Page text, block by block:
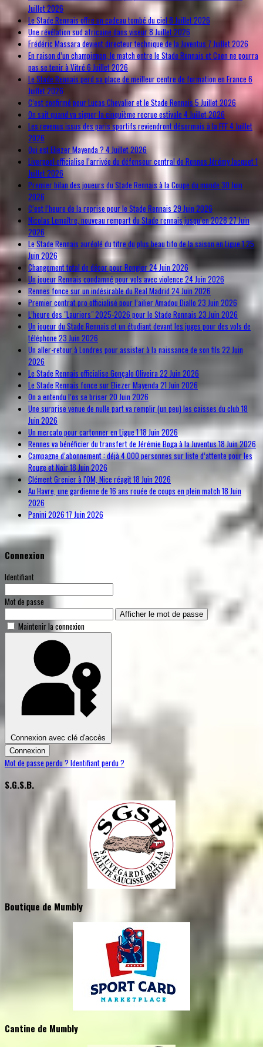
Juillet 2026
Le Stade Rennais offre un cadeau tombé du ciel 8 Juillet 2026
Une révélation sud africaine dans viseur8 Juillet 2026
Frédéric Massara devient directeur technique de la Juventus 7 Juillet 2026
En raison d’un champignon, le match entre le Stade Rennais et Caen ne pourra
pas se tenir à Vitré6 Juillet 2026
Le Stade Rennais perd sa place de meilleur centre de formation en France6
Juillet 2026
C’est confirmé pour Lucas Chevalier et le Stade Rennais 5 Juillet 2026
On sait quand va signer la cinquième recrue estivale 4 Juillet 2026
Les revenus issus des paris sportifs reviendront désormais à la FFF4 Juillet
2026
Qui est Eliezer Mayenda ? 4 Juillet 2026
Liverpool officialise l’arrivée du défenseur central de Rennes Jérémy Jacquet1
Juillet 2026
Premier bilan des joueurs du Stade Rennais à la Coupe du monde 30 Juin
2026
C’est l’heure de la reprise pour le Stade Rennais 29 Juin 2026
Nicolas Lemaître, nouveau rempart du Stade rennais jusqu’en 202827 Juin
2026
Le Stade Rennais auréolé du titre du plus beau tifo de la saison en Ligue 125
Juin 2026
Changement total de décor pour Rongier24 Juin 2026
Un joueur Rennais condamné pour vols avec violence 24 Juin 2026
Rennes fonce sur un indésirable du Real Madrid24 Juin 2026
Premier contrat pro officialisé pour l’ailier Amadou Diallo 23 Juin 2026
L’heure des "Lauriers" 2025-2026 pour le Stade Rennais 23 Juin 2026
Un joueur du Stade Rennais et un étudiant devant les juges pour des vols de
téléphone 23 Juin 2026
Un aller-retour à Londres pour assister à la naissance de son fils 22 Juin
2026
Le Stade Rennais officialise Gonçalo Oliveira 22 Juin 2026
Le Stade Rennais fonce sur Eliezer Mayenda 21 Juin 2026
On a entendu l’os se briser20 Juin 2026
Une surprise venue de nulle part va remplir (un peu) les caisses du club 18
Juin 2026
Un mercato pour cartonner en Ligue 118 Juin 2026
Rennes va bénéficier du transfert de Jérémie Boga à la Juventus18 Juin 2026
Campagne d’abonnement : déjà 4 000 personnes sur liste d’attente pour les
Rouge et Noir18 Juin 2026
Clément Grenier à l'OM, Nice réagit18 Juin 2026
Au Havre, une gardienne de 16 ans rouée de coups en plein match18 Juin
2026
Panini 202617 Juin 2026
Connexion
Identifiant
Mot de passe
Afficher le mot de passe
Maintenir la connexion
Connexion avec clé d'accès
Connexion
Mot de passe perdu ? Identifiant perdu ?
S.G.S.B.
Boutique de Mumbly
Cantine de Mumbly